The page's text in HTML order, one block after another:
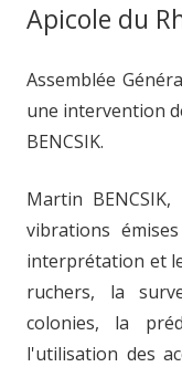
Apicole du
Assemblée
une intervention
BENCSIK.
Martin
vibrations
interprétation et
ruchers, la
colonies, la
l'utilisation des